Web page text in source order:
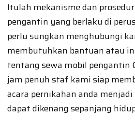
Itulah mekanisme dan
pengantin yang berlaku di
perlu sungkan menghubungi
membutuhkan bantuan atau
tentang sewa mobil pengantin
jam penuh staf kami siap
acara pernikahan anda
dapat dikenang sepanjang